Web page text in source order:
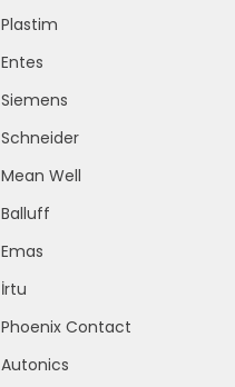
Plastim
Entes
Siemens
Schneider
Mean Well
Balluff
Emas
İrtu
Phoenix Contact
Autonics